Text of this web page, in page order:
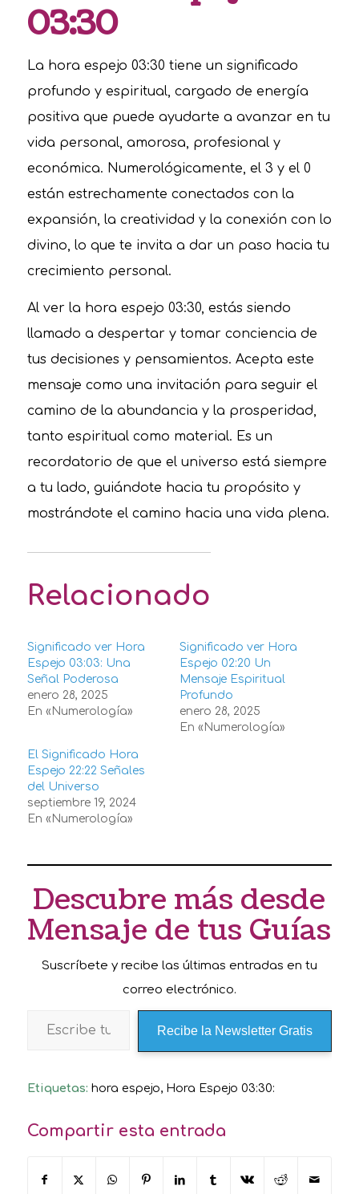
03:30
La hora espejo 03:30 tiene un significado
profundo y espiritual, cargado de energía
positiva que puede ayudarte a avanzar en tu
vida personal, amorosa, profesional y
económica. Numerológicamente, el 3 y el 0
están estrechamente conectados con la
expansión, la creatividad y la conexión con lo
divino, lo que te invita a dar un paso hacia tu
crecimiento personal.
Al ver la hora espejo 03:30, estás siendo
llamado a despertar y tomar conciencia de
tus decisiones y pensamientos. Acepta este
mensaje como una invitación para seguir el
camino de la abundancia y la prosperidad,
tanto espiritual como material. Es un
recordatorio de que el universo está siempre
a tu lado, guiándote hacia tu propósito y
mostrándote el camino hacia una vida plena.
Relacionado
Significado ver Hora
Espejo 03:03: Una
Señal Poderosa
enero 28, 2025
En «Numerología»
Significado ver Hora
Espejo 02:20 Un
Mensaje Espiritual
Profundo
enero 28, 2025
En «Numerología»
El Significado Hora
Espejo 22:22 Señales
del Universo
septiembre 19, 2024
En «Numerología»
Descubre más desde
Mensaje de tus Guías
Suscríbete y recibe las últimas entradas en tu
correo electrónico.
Recibe la Newsletter Gratis
Etiquetas: hora espejo, Hora Espejo 03:30:
Compartir esta entrada